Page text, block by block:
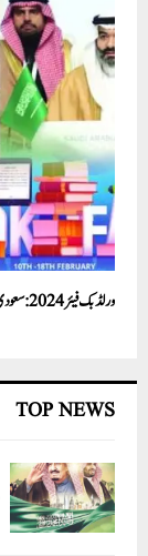
ورلڈ بک فیئر 2024:سعودی عرب مہمان خصوصی کے طور پر مدعو
TOP NEWS